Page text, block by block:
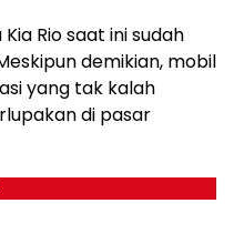
Rio saat ini sudah
demikian, mobil
yang tak kalah
di pasar